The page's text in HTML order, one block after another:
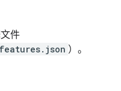
件
features.json ）。